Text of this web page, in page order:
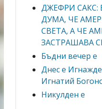
ДЖЕФРИ САКС:
ДУМА, ЧЕ
СВЕТА, А ЧЕ
ЗАСТРАШАВА
Бъдни вечер е
Днес е
Игнатий
Никулден е